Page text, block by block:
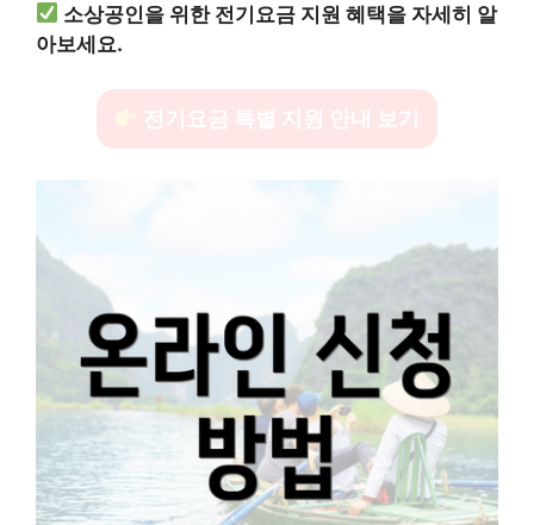
소상공인을 위한 전기요금 지원 혜택을 자세히 알
아보세요.
전기요금 특별 지원 안내 보기